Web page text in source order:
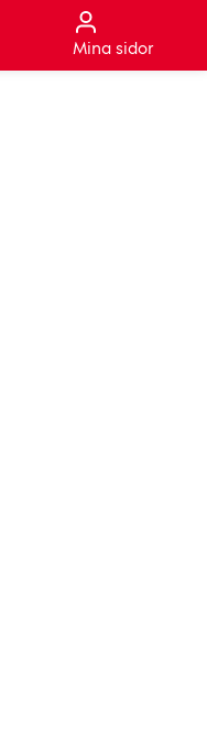
Mina sidor